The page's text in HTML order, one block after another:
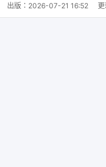
出版： 2026-07-21 16:52 更